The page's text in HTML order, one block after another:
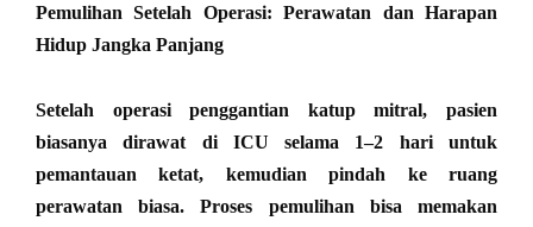
Pemulihan Setelah Operasi: Perawatan dan Harapan
Hidup Jangka Panjang
Setelah operasi penggantian katup mitral, pasien
biasanya dirawat di ICU selama 1–2 hari untuk
pemantauan ketat, kemudian pindah ke ruang
perawatan biasa. Proses pemulihan bisa memakan